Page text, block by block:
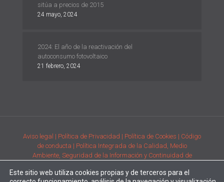
sitúa a precios de 2015
24 mayo, 2024
2024: El año de la reactivación del
autoconsumo fotovoltaico
21 febrero, 2024
Aviso legal | Política de Privacidad | Política de Cookies | Código
de conducta | Política Integrada de la Calidad, Medio
Ambiente, Seguridad de la Información y Continuidad de
de productos| Comunicación de requisitos ambientales y de
Este sitio web utiliza cookies propias y de terceros para el